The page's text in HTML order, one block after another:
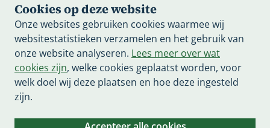
Cookies op deze website
Onze websites gebruiken cookies waarmee wij
websitestatistieken verzamelen en het gebruik van
onze website analyseren. Lees meer over wat
cookies zijn, welke cookies geplaatst worden, voor
welk doel wij deze plaatsen en hoe deze ingesteld
zijn.
e
r
e
w
e
b
Informatiebeveiliging
Cookieverklaring
Proclaimer
Archief van dezewebsite
(Verwijst
andere